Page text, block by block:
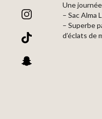
Une
– Sac Alma
– Superbe
d’éclats de